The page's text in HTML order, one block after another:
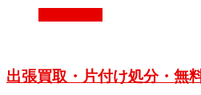
出張買取・片付け処分・無